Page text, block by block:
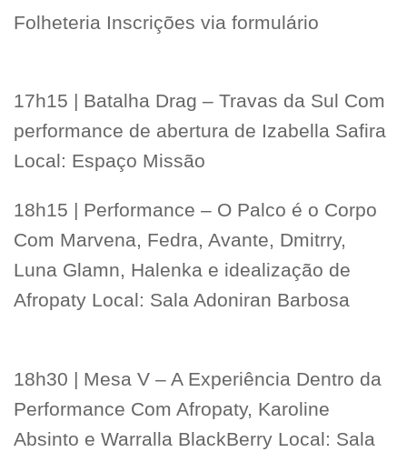
Folheteria Inscrições via formulário
17h15 | Batalha Drag – Travas da Sul Com
performance de abertura de Izabella Safira
Local: Espaço Missão
18h15 | Performance – O Palco é o Corpo
Com Marvena, Fedra, Avante, Dmitrry,
Luna Glamn, Halenka e idealização de
Afropaty Local: Sala Adoniran Barbosa
18h30 | Mesa V – A Experiência Dentro da
Performance Com Afropaty, Karoline
Absinto e Warralla BlackBerry Local: Sala